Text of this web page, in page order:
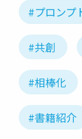
#プロンプ
#共創
#相棒化
#書籍紹介